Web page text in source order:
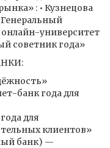
: • Кузнецова
университет
советник года»
банк года для
для
клиентов»
банк) —